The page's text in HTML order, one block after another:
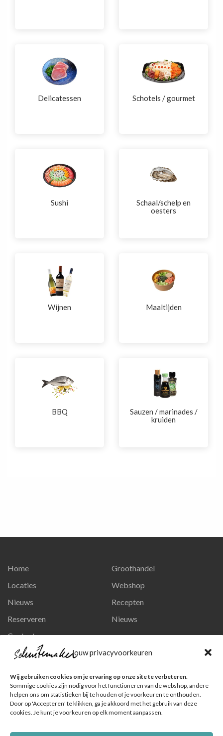
Jouw privacyvoorkeuren
Wij gebruiken cookies om je ervaring op onze site te verbeteren.
Sommige cookies zijn nodig voor het functioneren van de webshop, andere
helpen ons om statistieken bij te houden of je voorkeuren te onthouden.
Door op 'Accepteren' te klikken, ga je akkoord met het gebruik van deze
cookies. Je kunt je voorkeuren op elk moment aanpassen.
Delicatessen Schotels / gourmet
Sushi
Schaal/schelp en
oesters
Wijnen Maaltijden
BBQ
Sauzen / marinades /
kruiden
Home
Locaties
Nieuws
Reserveren
Contact
Privacy en persoonsgegevens
Groothandel
Webshop
Recepten
Nieuws
Ga naar onze pagina
Volg ons op Instagram
Ga naar onze pagina